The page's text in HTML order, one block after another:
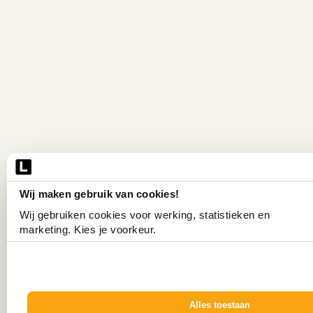
Wij maken gebruik van cookies!
Wij gebruiken cookies voor werking, statistieken en
marketing. Kies je voorkeur.
Alles toestaan